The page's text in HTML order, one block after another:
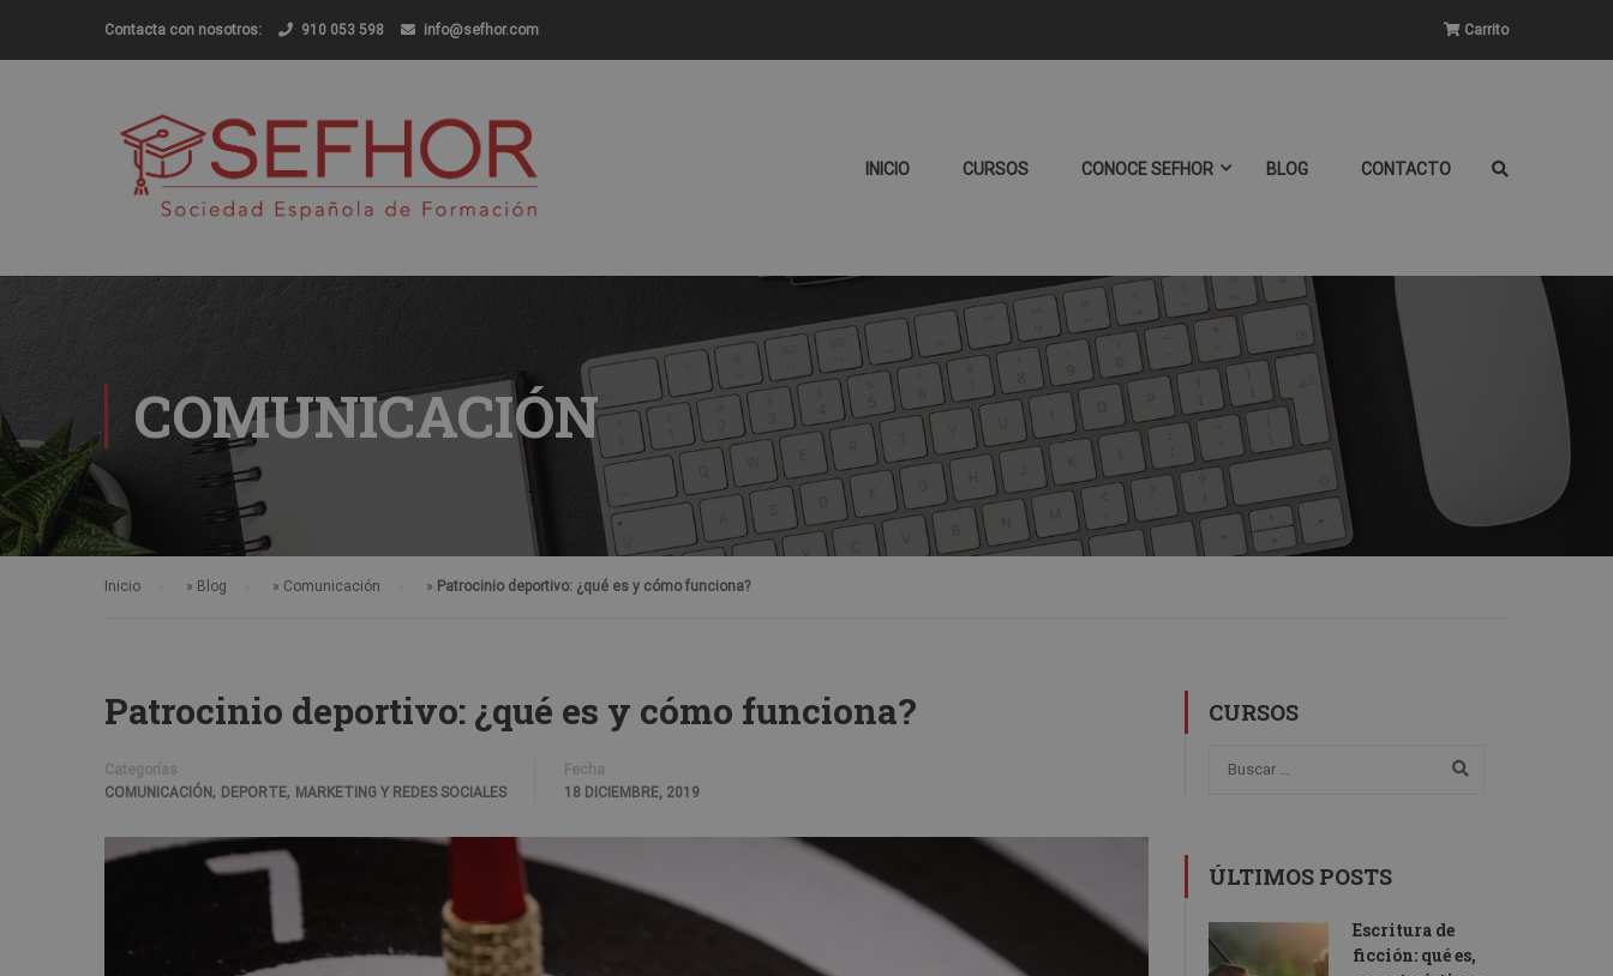
Contacta con nosotros: 910 053 598 info@sefhor.com Carrito
INICIO CURSOS CONOCE SEFHOR BLOG CONTACTO
COMUNICACIÓN
Inicio » Blog » Comunicación » Patrocinio deportivo: ¿qué es y cómo funciona?
Patrocinio deportivo: ¿qué es y cómo funciona?
Categorías
COMUNICACIÓN, DEPORTE, MARKETING Y REDES SOCIALES
Fecha
18 DICIEMBRE, 2019
CURSOS
ÚLTIMOS POSTS
Escritura de
ficción: qué es,